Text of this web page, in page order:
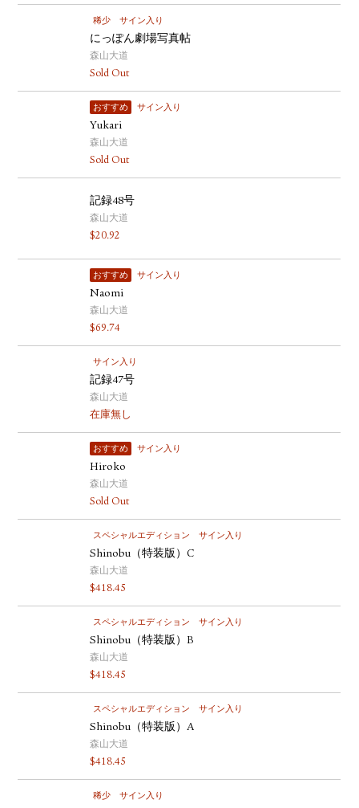
稀少 サイン入り
にっぽん劇場写真帖
森山大道
Sold Out
おすすめ サイン入り
Yukari
森山大道
Sold Out
記録48号
森山大道
$20.92
おすすめ サイン入り
Naomi
森山大道
$69.74
サイン入り
記録47号
森山大道
在庫無し
おすすめ サイン入り
Hiroko
森山大道
Sold Out
スペシャルエディション サイン入り
Shinobu（特装版）C
森山大道
$418.45
スペシャルエディション サイン入り
Shinobu（特装版）B
森山大道
$418.45
スペシャルエディション サイン入り
Shinobu（特装版）A
森山大道
$418.45
稀少 サイン入り